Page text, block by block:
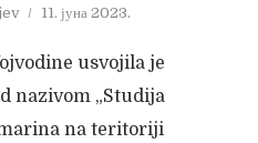
11. јуна 2023.
usvojila je
nazivom „Studija
na teritoriji